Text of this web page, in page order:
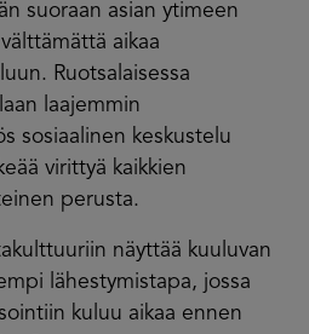
suoraan asian ytimeen
aikaa
Ruotsalaisessa
laajemmin
sosiaalinen keskustelu
virittyä kaikkien
perusta.
näyttää kuuluvan
lähestymistapa, jossa
kuluu aikaa ennen